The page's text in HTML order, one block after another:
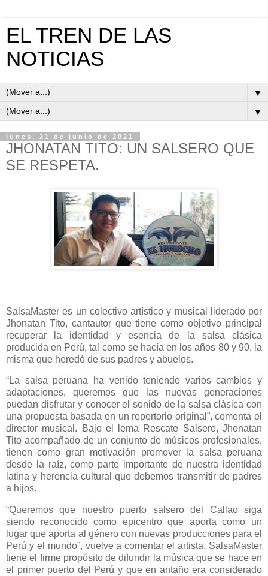
EL TREN DE LAS
NOTICIAS
▼
▼
lunes, 21 de junio de 2021
JHONATAN TITO: UN SALSERO QUE
SE RESPETA.
SalsaMaster es un colectivo artístico y musical liderado por
Jhonatan Tito, cantautor que tiene como objetivo principal
recuperar la identidad y esencia de la salsa clásica
producida en Perú, tal como se hacía en los años 80 y 90, la
misma que heredó de sus padres y abuelos.
“La salsa peruana ha venido teniendo varios cambios y
adaptaciones, queremos que las nuevas generaciones
puedan disfrutar y conocer el sonido de la salsa clásica con
una propuesta basada en un repertorio original”, comenta el
director musical. Bajo el lema Rescate Salsero, Jhonatan
Tito acompañado de un conjunto de músicos profesionales,
tienen como gran motivación promover la salsa peruana
desde la raíz, como parte importante de nuestra identidad
latina y herencia cultural que debemos transmitir de padres
a hijos.
“Queremos que nuestro puerto salsero del Callao siga
siendo reconocido como epicentro que aporta como un
lugar que aporta al género con nuevas producciones para el
Perú y el mundo”, vuelve a comentar el artista. SalsaMaster
tiene el firme propósito de difundir la música que se hace en
el primer puerto del Perú y que en antaño era considerado